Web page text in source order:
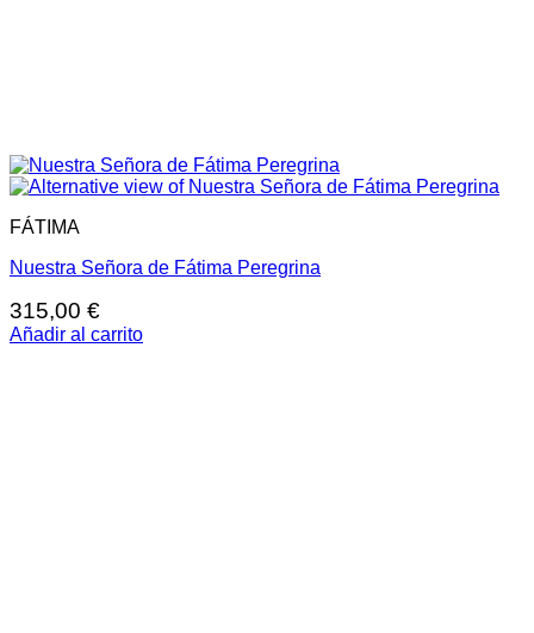
FÁTIMA
Nuestra Señora de Fátima Peregrina
315,00 €
Añadir al carrito